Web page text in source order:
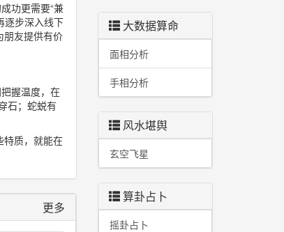
功更需要“兼
逐步深入线下
朋友提供有价
握温度，在
石；蛇蜕有
特质，就能在
更多
大数据算命
面相分析
手相分析
风水堪舆
玄空飞星
算卦占卜
摇卦占卜